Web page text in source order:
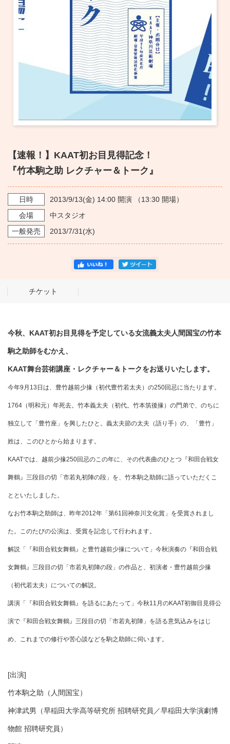
【速報！】KAAT初お目見得記念！
『竹本駒之助 レクチャー＆トーク』
日時 2013/9/13(金) 14:00 開演 （13:30 開場）
会場
中スタジオ
一般発売
2013/7/31 (水)
チケット
今秋、KAAT初お目見得を予定している女流義太夫人間国宝の竹本
駒之助師をむかえ、
KAAT舞台芸術講座・レクチャー＆トークをお送りいたします。
今年9 月 13 日は、豊竹越前少掾（初代豊竹若太夫）の250回忌に当たります。
1764 （明和元）年死去。竹本義太夫（初代。竹本筑後掾）の門弟で、のちに
独立して「豊竹座」を興したひと。義太夫節の太夫（語り手）の、「豊竹」
姓は、このひとから始まります。
KAATでは、越前少掾250回忌のこの年に、その代表曲のひとつ『和田合戦女
舞鶴』三段目の切「市若丸初陣の段」を、竹本駒之助師に語っていただくこ
とといたしました。
なお竹本駒之助師は、昨年2012年「第61 回神奈川文化賞」を受賞されまし
た。このたびの公演は、受賞を記念して行われます。
解説「『和田合戦女舞鶴』と豊竹越前少掾について」 今秋演奏の『和田合戦
女舞鶴』三段目の切「市若丸初陣の段」の作品と、初演者・豊竹越前少掾
（初代若太夫）についての解説。
講演「『和田合戦女舞鶴』を語るにあたって」 今秋11 月のKAAT初御目見得公
演で『和田合戦女舞鶴』三段目の切「市若丸初陣」を語る意気込みをはじ
め、これまでの修行や苦心談などを駒之助師に伺います。
[出演]
竹本駒之助（人間国宝）
神津武男（早稲田大学高等研究所 招聘研究員／早稲田大学演劇博
物館 招聘研究員）